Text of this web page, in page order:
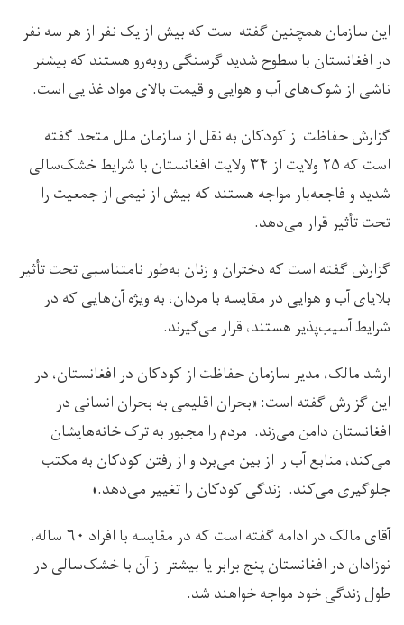
این سازمان همچنین گفته است که بیش از یک نفر از هر سه نفر
در افغانستان با سطوح شدید گرسنگی روبه‌رو هستند که بیشتر
ناشی از شوک‌های آب و هوایی و قیمت بالای مواد غذایی است.
گزارش حفاظت از کودکان به نقل از سازمان ملل متحد گفته
است که ۲۵ ولایت از ۳۴ ولایت افغانستان با شرایط خشک‌سالی
شدید و فاجعه‌بار مواجه هستند که بیش از نیمی از جمعیت را
تحت تأثیر قرار می‌دهد.
گزارش گفته است که دختران و زنان به‌طور نامتناسبی تحت تأثیر
بلایای آب و هوایی در مقایسه با مردان، به ویژه آن‌هایی که در
شرایط آسیب‌پذیر هستند، قرار می‌گیرند.
ارشد مالک، مدیر سازمان حفاظت از کودکان در افغانستان، در
این گزارش گفته است: «بحران اقلیمی به بحران انسانی در
افغانستان دامن می‌زند. مردم را مجبور به ترک خانه‌هایشان
می‌کند، منابع آب را از بین می‌برد و از رفتن کودکان به مکتب
جلوگیری می‌کند. زندگی کودکان را تغییر می‌دهد.»
آقای مالک در ادامه گفته است که در مقایسه با افراد ۶۰ ساله،
نوزادان در افغانستان پنج برابر یا بیشتر از آن با خشک‌سالی در
طول زندگی خود مواجه خواهند شد.